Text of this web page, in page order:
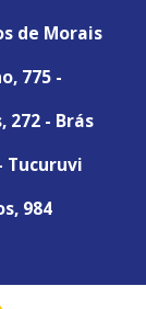
de Morais
775 -
272 - Brás
Tucuruvi
984